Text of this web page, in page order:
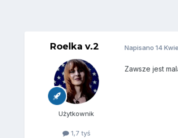
Roelka v.2
Użytkownik
1,7 tyś
Napisano 14
Zawsze jest